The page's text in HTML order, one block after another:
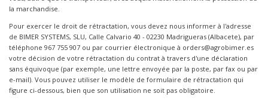
la marchandise.
Pour exercer le droit de rétractation, vous devez nous informer à l'adresse
de BIMER SYSTEMS, SLU, Calle Calvario 40 - 02230 Madrigueras (Albacete), par
téléphone 967 755 907 ou par courrier électronique à orders@agrobimer.es
votre décision de votre rétractation du contrat à travers d'une déclaration
sans équivoque (par exemple, une lettre envoyée par la poste, par fax ou par
e-mail). Vous pouvez utiliser le modèle de formulaire de rétractation qui
figure ci-dessous, bien que son utilisation ne soit pas obligatoire.